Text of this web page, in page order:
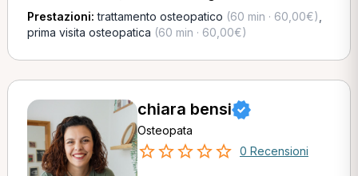
Prestazioni:trattamento osteopatico (60 min · 60,00€)
prima visita osteopatica (60 min · 60,00€)
chiara bensi
Osteopata
0 Recensioni